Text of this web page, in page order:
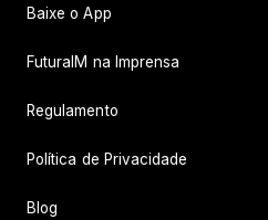
Baixe o App
FuturaIM na Imprensa
Regulamento
Política de Privacidade
Blog